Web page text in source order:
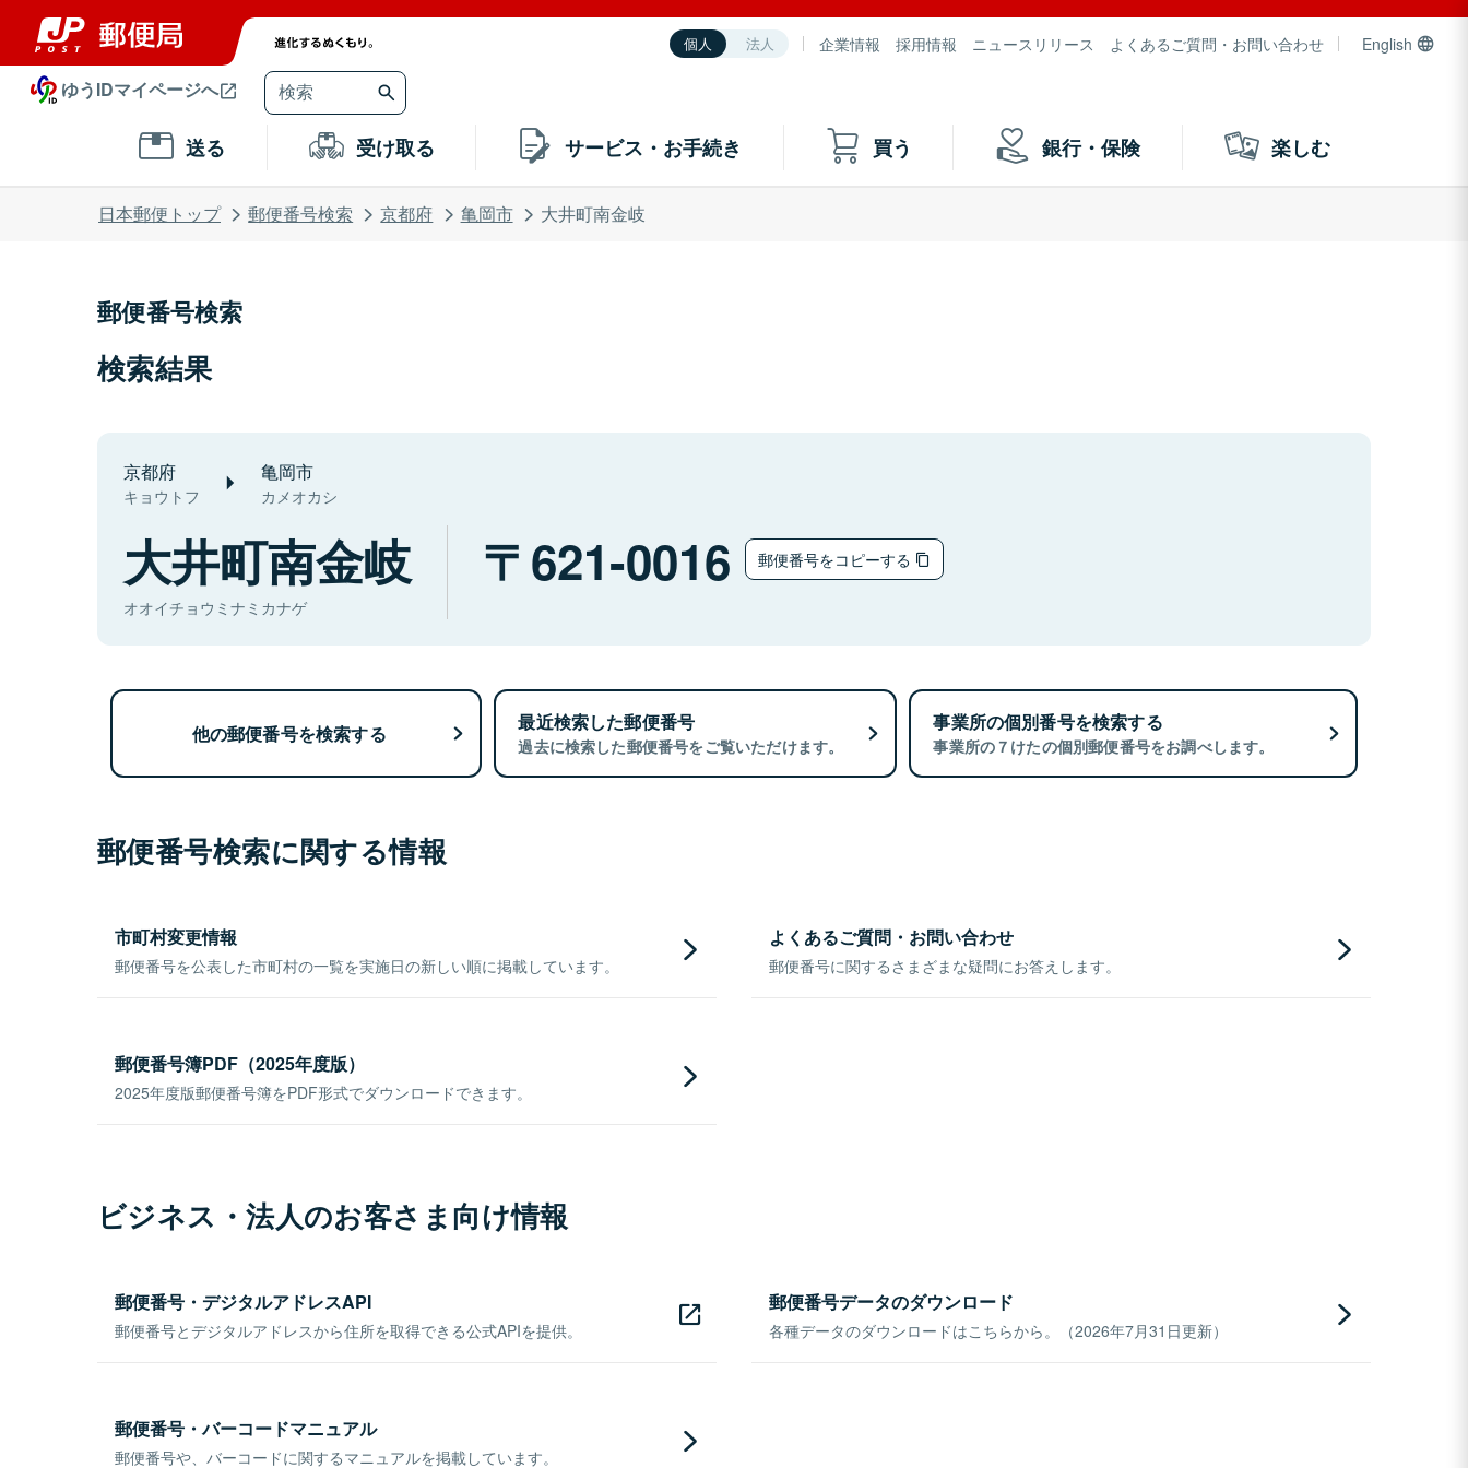
個人 法人 企業情報 採用情報 ニュースリリース よくあるご質問・お問い合わせ English
ゆうIDマイページへ
送る 受け取る サービス・お手続き 買う 銀行・保険 楽しむ
日本郵便トップ 郵便番号検索 京都府 亀岡市 大井町南金岐
郵便番号検索
検索結果
京都府
キョウトフ
亀岡市
カメオカシ
大井町南金岐
オオイチョウミナミカナゲ
621-0016 郵便番号をコピーする
他の郵便番号を検索する 最近検索した郵便番号
過去に検索した郵便番号をご覧いただけます。
事業所の個別番号を検索する
事業所の７けたの個別郵便番号をお調べします。
郵便番号検索に関する情報
市町村変更情報
郵便番号を公表した市町村の一覧を実施日の新しい順に掲載しています。
よくあるご質問・お問い合わせ
郵便番号に関するさまざまな疑問にお答えします。
郵便番号簿PDF（2025年度版）
2025年度版郵便番号簿をPDF形式でダウンロードできます。
ビジネス・法人のお客さま向け情報
郵便番号・デジタルアドレスAPI
郵便番号とデジタルアドレスから住所を取得できる公式APIを提供。
郵便番号データのダウンロード
各種データのダウンロードはこちらから。（2026年7月31日更新）
郵便番号・バーコードマニュアル
郵便番号や、バーコードに関するマニュアルを掲載しています。